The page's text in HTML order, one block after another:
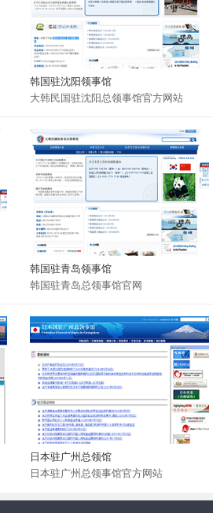
韩国驻沈阳领事馆
大韩民国驻沈阳总领事馆官方网站
韩国驻青岛领事馆
韩国驻青岛总领事馆官网
日本驻广州总领馆
日本驻广州总领事馆官方网站